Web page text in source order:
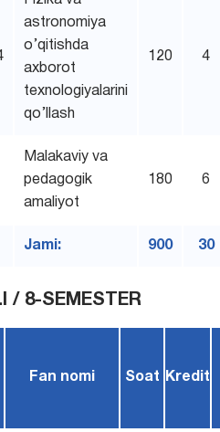
astronomiya
o’qitishda
axborot
texnologiyalarini
qo’llash
120 4
Malakaviy va
pedagogik
amaliyot
180 6
Jami: 900 30
/ 8-SEMESTER
Fan nomi Soat Kredit